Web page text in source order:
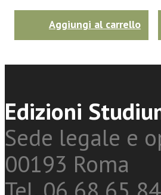
Aggiungi al carrello
Edizioni
Sede legale e
00193 Roma